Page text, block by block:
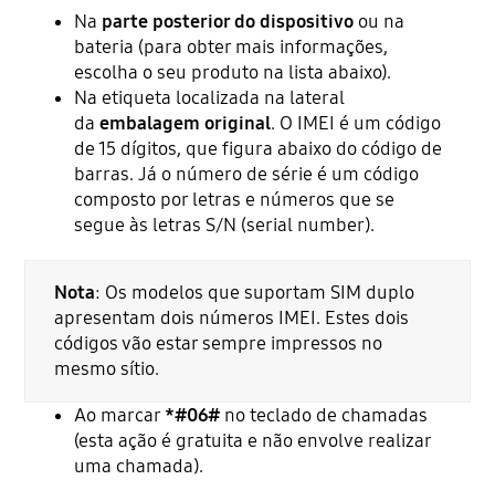
Na parte posterior do dispositivo ou na
bateria (para obter mais informações,
escolha o seu produto na lista abaixo).
Na etiqueta localizada na lateral
daembalagem original. O IMEI é um código
de 15 dígitos, que figura abaixo do código de
barras. Já o número de série é um código
composto por letras e números que se
segue às letras S/N (serial number).
Nota: Os modelos que suportam SIM duplo
apresentam dois números IMEI. Estes dois
códigos vão estar sempre impressos no
mesmo sítio.
Ao marcar *#06# no teclado de chamadas
(esta ação é gratuita e não envolve realizar
uma chamada).